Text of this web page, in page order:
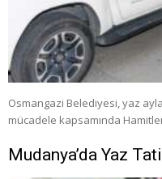
Osmangazi Belediyesi, yaz
mücadele kapsamında
Mudanya’da Yaz